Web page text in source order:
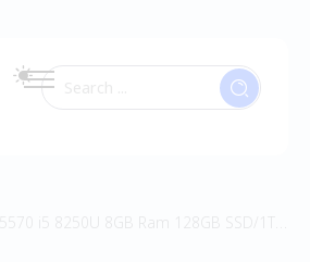
i5 8250U 8GB Ram 128GB SSD/1TB HDD